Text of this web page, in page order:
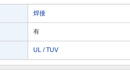
焊接
有
UL / TUV